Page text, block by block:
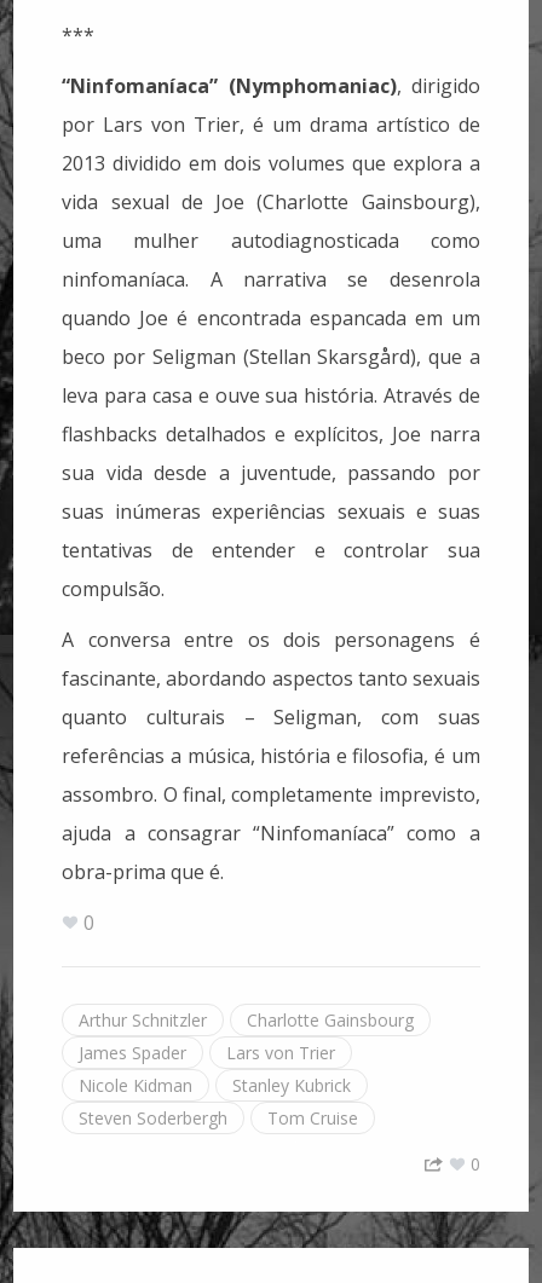
***
“Ninfomaníaca” (Nymphomaniac), dirigido
por Lars von Trier, é um drama artístico de
2013 dividido em dois volumes que explora a
vida sexual de Joe (Charlotte Gainsbourg),
uma mulher autodiagnosticada como
ninfomaníaca. A narrativa se desenrola
quando Joe é encontrada espancada em um
beco por Seligman (Stellan Skarsgård), que a
leva para casa e ouve sua história. Através de
flashbacks detalhados e explícitos, Joe narra
sua vida desde a juventude, passando por
suas inúmeras experiências sexuais e suas
tentativas de entender e controlar sua
compulsão.
A conversa entre os dois personagens é
fascinante, abordando aspectos tanto sexuais
quanto culturais – Seligman, com suas
referências a música, história e filosofia, é um
assombro. O final, completamente imprevisto,
ajuda a consagrar “Ninfomaníaca” como a
obra-prima que é.
0
Arthur Schnitzler
Charlotte Gainsbourg
James Spader
Lars von Trier
Nicole Kidman
Stanley Kubrick
Steven Soderbergh
Tom Cruise
0